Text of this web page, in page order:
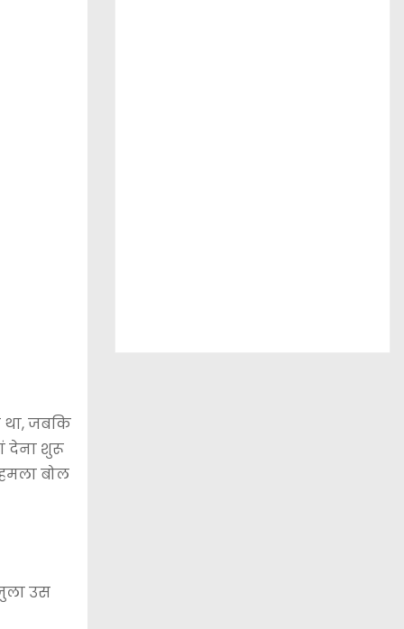
था, जबकि
देना शुरू
बोल
उस